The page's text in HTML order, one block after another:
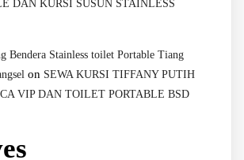
DAN KURSI SUSUN STAINLESS
Bendera Stainless toilet Portable Tiang
on SEWA KURSI TIFFANY PUTIH
VIP DAN TOILET PORTABLE BSD